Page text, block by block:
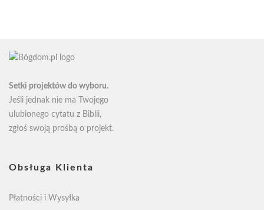
Setki projektów do wyboru.
Jeśli jednak nie ma Twojego
ulubionego cytatu z Biblii,
zgłoś swoją prośbą o projekt.
Obsługa Klienta
Płatności i Wysyłka